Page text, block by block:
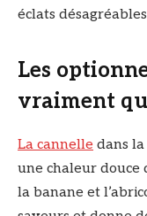
éclats
Les
vraiment
La cannelle dans
une chaleur douce
la banane et